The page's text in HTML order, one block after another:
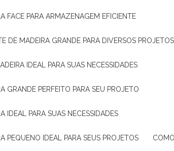
FACE PARA ARMAZENAGEM EFICIENTE
DE MADEIRA GRANDE PARA DIVERSOS PROJETOS
IDEAL PARA SUAS NECESSIDADES
GRANDE PERFEITO PARA SEU PROJETO
IDEAL PARA SUAS NECESSIDADES
PEQUENO IDEAL PARA SEUS PROJETOS